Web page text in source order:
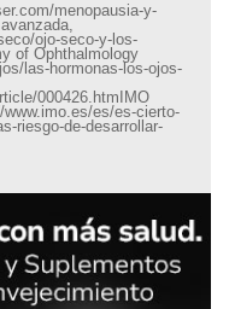
menopausia-y-
ojo-seco-y-los-
of Ophthalmology
las-hormonas-los-ojos-
000426.htmIMO
es/es-cierto-
riesgo-de-desarrollar-